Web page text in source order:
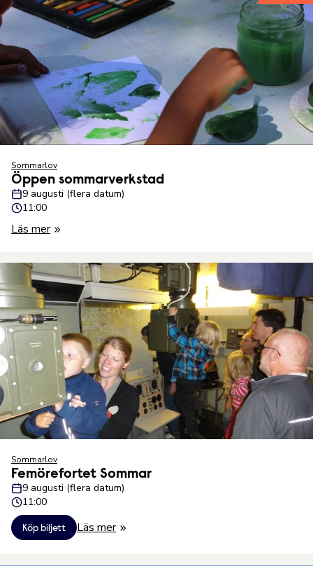
Sommarlov
Öppen sommarverkstad
9 augusti (flera datum)
11:00
Läs mer
Sommarlov
Femörefortet Sommar
9 augusti (flera datum)
11:00
Köp biljett Läs mer